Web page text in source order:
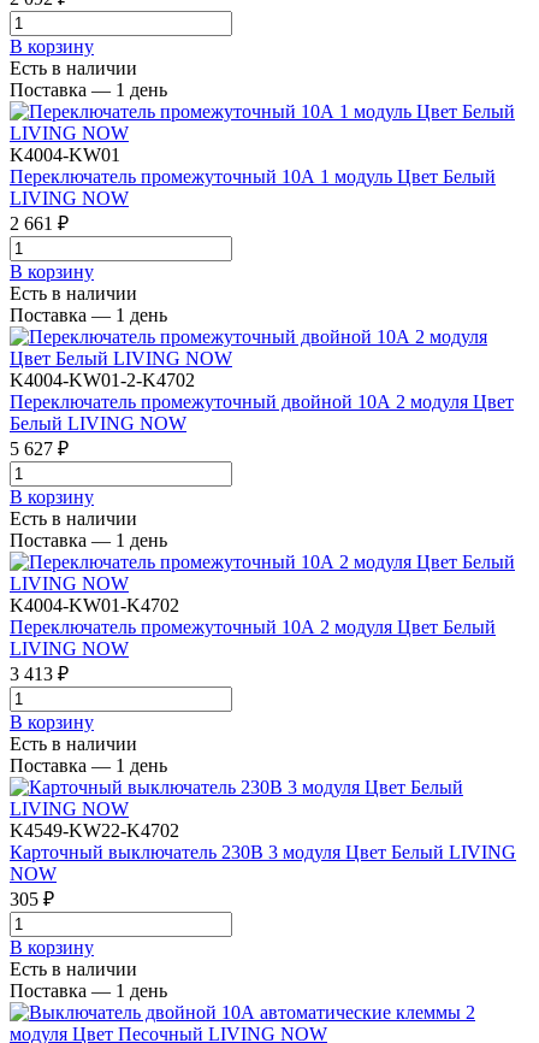
В корзинy
Есть в наличии
Поставка — 1 день
K4004-KW01
Переключатель промежуточный 10А 1 модуль Цвет Белый
LIVING NOW
2 661 ₽
В корзинy
Есть в наличии
Поставка — 1 день
K4004-KW01-2-K4702
Переключатель промежуточный двойной 10А 2 модуля Цвет
Белый LIVING NOW
5 627 ₽
В корзинy
Есть в наличии
Поставка — 1 день
K4004-KW01-K4702
Переключатель промежуточный 10А 2 модуля Цвет Белый
LIVING NOW
3 413 ₽
В корзинy
Есть в наличии
Поставка — 1 день
K4549-KW22-K4702
Карточный выключатель 230В 3 модуля Цвет Белый LIVING
NOW
305 ₽
В корзинy
Есть в наличии
Поставка — 1 день